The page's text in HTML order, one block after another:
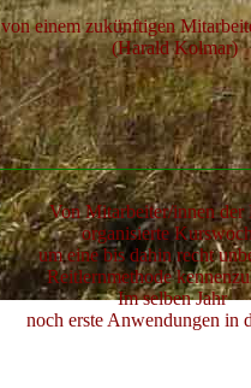
von einem zukünftigen
(Harald Kolmar)
Von Mitarbeiter/innen der
organisierte
um eine bis dahin recht
Reitlernmethode
Im selben Jahr
noch erste Anwendungen in